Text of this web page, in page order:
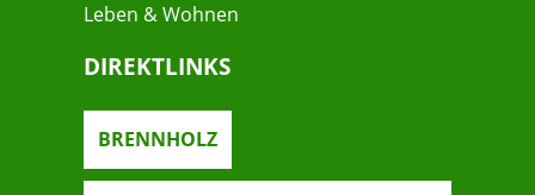
Leben & Wohnen
DIREKTLINKS
BRENNHOLZ